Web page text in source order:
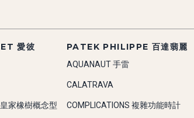
愛彼
皇家橡樹概念型
PATEK PHILIPPE 百達翡麗
AQUANAUT 手雷
CALATRAVA
COMPLICATIONS 複雜功能時計